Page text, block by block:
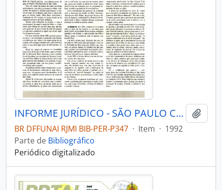
INFORME JURÍDICO - SÃO PAULO COMISSÃO PRÓ-ÍNDIO DE SÃO PAULO - DEPARTAMENTO JURÍDICO - 1992 - Nº2324
BR DFFUNAI RJMI BIB-PER-P347 · Item · 1992
Parte de Bibliográfico
Periódico digitalizado